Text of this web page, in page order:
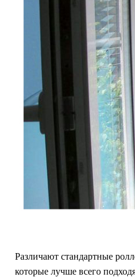
Различают стандартные
которые лучше всего